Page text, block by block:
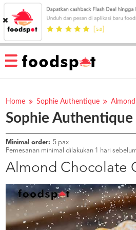
HOME
MENU
RESTAURANT
PESAN
OUR
COMPANY
KATA
MEREKA
KATALOG
LOYALTY
PROGRAM
FAQ
ABOUT
Home Sophie Authentique
Sophie Authentique
Minimal order: 5 pax
Pemesanan minimal dilakukan 1 hari
Almond Chocolate